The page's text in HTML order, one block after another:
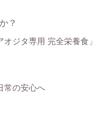
？
オジタ専用 完全栄養食」
常の安心へ